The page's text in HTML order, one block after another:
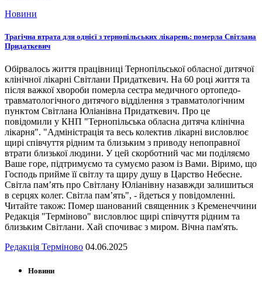
Новини
Трагічна втрата для однієї з тернопільських лікарень: померла Світлана
Придаткевич
Обірвалось життя працівниці Тернопільської обласної дитячої
клінічної лікарні Світлани Придаткевич. На 60 році життя та
після важкої хвороби померла сестра медичного ортопедо-
травматологічного дитячого відділення з травматологічним
пунктом Світлана Юліанівна Придаткевич. Про це
повідомили у КНП "Тернопільська обласна дитяча клінічна
лікарня". "Адміністрація та весь колектив лікарні висловлює
щирі співчуття рідним та близьким з приводу непоправної
втрати близької людини. У цей скорботний час ми поділяємо
Ваше горе, підтримуємо та сумуємо разом із Вами. Віримо, що
Господь прийме її світлу та щиру душу в Царство Небесне.
Світла пам’ять про Світлану Юліанівну назавжди залишиться
в серцях колег. Світла пам’ять", - йдеться у повідомленні.
Читайте також: Помер шанований священник з Кременеччини
Редакція "Терміново" висловлює щирі співчуття рідним та
близьким Світлани. Хай спочиває з миром. Вічна пам'ять.
Редакція Терміново 04.06.2025
Новини